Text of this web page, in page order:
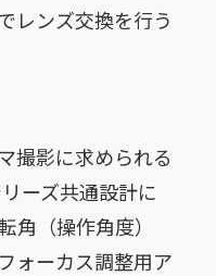
レンズ交換を行う
撮影に求められる
ーズ共通設計に
角（操作角度）
ォーカス調整用ア